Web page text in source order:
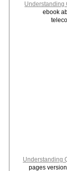
Understanding
ebook
Understanding
pages